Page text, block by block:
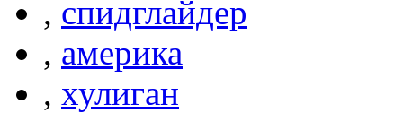
, спидглайдер
, америка
, хулиган